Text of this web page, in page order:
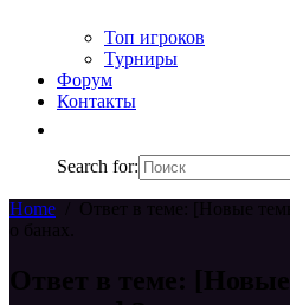
Топ игроков
Турниры
Форум
Контакты
Search for:
Home
Ответ в теме: [Новые
о банах.
Ответ в теме: